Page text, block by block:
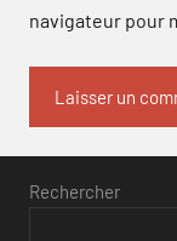
navigateur pour
Rechercher